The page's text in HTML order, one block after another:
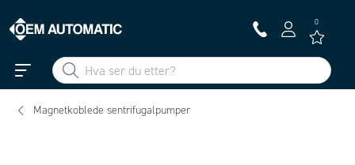
0
Magnetkoblede sentrifugalpumper